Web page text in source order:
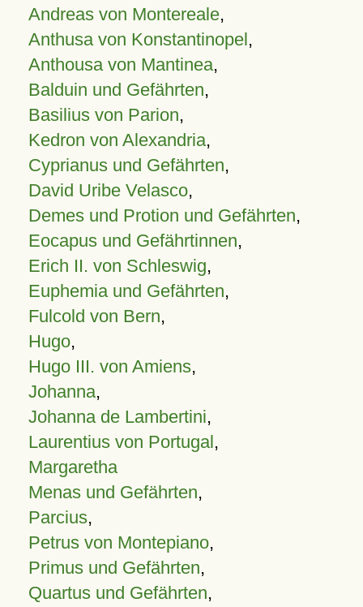
Andreas von Montereale,
Anthusa von Konstantinopel,
Anthousa von Mantinea,
Balduin und Gefährten,
Basilius von Parion,
Kedron von Alexandria,
Cyprianus und Gefährten,
David Uribe Velasco,
Demes und Protion und Gefährten,
Eocapus und Gefährtinnen,
Erich II. von Schleswig,
Euphemia und Gefährten,
Fulcold von Bern,
Hugo,
Hugo III. von Amiens,
Johanna,
Johanna de Lambertini,
Laurentius von Portugal,
Margaretha
Menas und Gefährten,
Parcius,
Petrus von Montepiano,
Primus und Gefährten,
Quartus und Gefährten,